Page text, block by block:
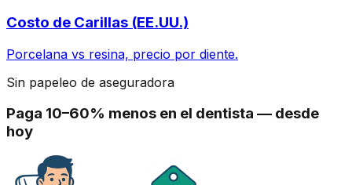
Costo de Carillas (EE.UU.)
Porcelana vs resina, precio por diente.
Sin papeleo de aseguradora
Paga 10–60% menos en el dentista — desde
hoy